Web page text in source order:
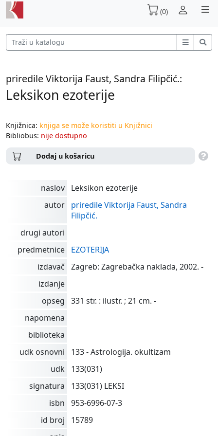
(0)
priredile Viktorija Faust, Sandra Filipčić.:
Leksikon ezoterije
Knjižnica: knjiga se može koristiti u Knjižnici
Bibliobus: nije dostupno
Dodaj u košaricu
naslov
Leksikon ezoterije
autor
priredile Viktorija Faust, Sandra
Filipčić.
drugi autori
predmetnice
EZOTERIJA
izdavač
Zagreb: Zagrebačka naklada, 2002. -
izdanje
opseg
331 str. : ilustr. ; 21 cm. -
napomena
biblioteka
udk osnovni
133 - Astrologija. okultizam
udk
133(031)
signatura
133(031) LEKSI
isbn
953-6996-07-3
id broj
15789